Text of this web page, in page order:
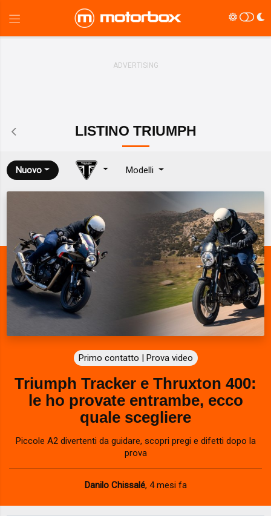
LISTINO TRIUMPH
Nuovo Modelli
Primo contatto | Prova video
Triumph Tracker e Thruxton 400:
le ho provate entrambe, ecco
quale scegliere
Piccole A2 divertenti da guidare, scopri pregi e difetti dopo la
prova
Danilo Chissalé, 4 mesi fa